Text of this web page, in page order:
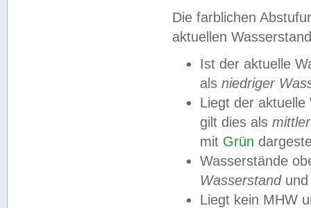
Die farblichen
aktuellen
Ist der aktuelle
als niedriger
Liegt der
gilt dies als
mit Grün
Wasserstände
Wasserstandund
Liegt kein MHW